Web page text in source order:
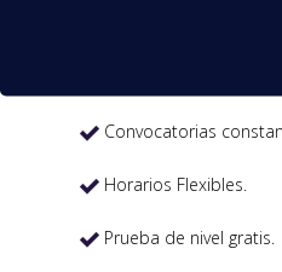
 Convocatorias
 Horarios Flexibles.
 Prueba de nivel gratis.